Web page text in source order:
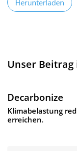
Herunterladen
Unser
Decarbonize
Klimabelastung
erreichen.